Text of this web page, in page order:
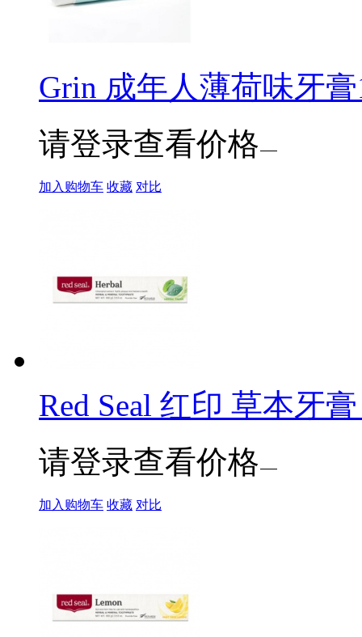
Grin 成年人薄荷味牙膏
请登录查看价格
加入购物车 收藏 对比
Red Seal 红印 草本牙
请登录查看价格
加入购物车 收藏 对比